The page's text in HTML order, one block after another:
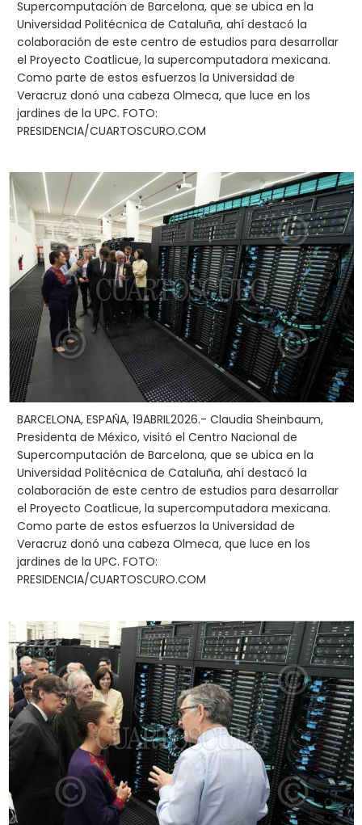
Supercomputación de Barcelona, que se ubica en la
Universidad Politécnica de Cataluña, ahí destacó la
colaboración de este centro de estudios para desarrollar
el Proyecto Coatlicue, la supercomputadora mexicana.
Como parte de estos esfuerzos la Universidad de
Veracruz donó una cabeza Olmeca, que luce en los
jardines de la UPC. FOTO:
PRESIDENCIA/CUARTOSCURO.COM
BARCELONA, ESPAÑA, 19ABRIL2026.- Claudia Sheinbaum,
Presidenta de México, visitó el Centro Nacional de
Supercomputación de Barcelona, que se ubica en la
Universidad Politécnica de Cataluña, ahí destacó la
colaboración de este centro de estudios para desarrollar
el Proyecto Coatlicue, la supercomputadora mexicana.
Como parte de estos esfuerzos la Universidad de
Veracruz donó una cabeza Olmeca, que luce en los
jardines de la UPC. FOTO:
PRESIDENCIA/CUARTOSCURO.COM